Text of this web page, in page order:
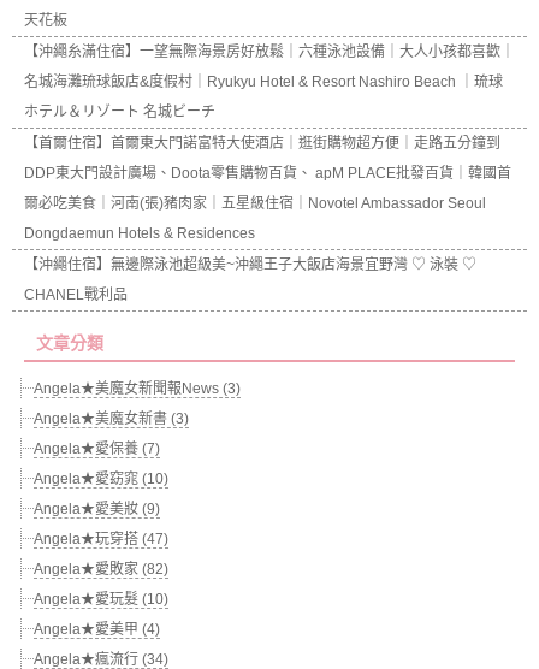
天花板
【沖繩糸滿住宿】一望無際海景房好放鬆｜六種泳池設備｜大人小孩都喜歡｜
名城海灘琉球飯店&度假村｜Ryukyu Hotel & Resort Nashiro Beach ｜琉球
ホテル＆リゾート 名城ビーチ
【首爾住宿】首爾東大門諾富特大使酒店｜逛街購物超方便｜走路五分鐘到
DDP東大門設計廣場、Doota零售購物百貨、 apM PLACE批發百貨｜韓國首
爾必吃美食｜河南(張)豬肉家｜五星級住宿｜Novotel Ambassador Seoul
Dongdaemun Hotels & Residences
【沖繩住宿】無邊際泳池超級美~沖繩王子大飯店海景宜野灣 ♡ 泳裝 ♡
CHANEL戰利品
文章分類
Angela★美魔女新聞報News (3)
Angela★美魔女新書 (3)
Angela★愛保養 (7)
Angela★愛窈窕 (10)
Angela★愛美妝 (9)
Angela★玩穿搭 (47)
Angela★愛敗家 (82)
Angela★愛玩髮 (10)
Angela★愛美甲 (4)
Angela★瘋流行 (34)